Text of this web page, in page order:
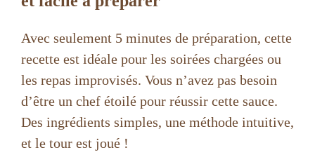
i
d
Avec seulement 5 minutes de préparation, cette
recette est idéale pour les soirées chargées ou
les repas improvisés. Vous n’avez pas besoin
d’être un chef étoilé pour réussir cette sauce.
Des ingrédients simples, une méthode intuitive,
et le tour est joué !